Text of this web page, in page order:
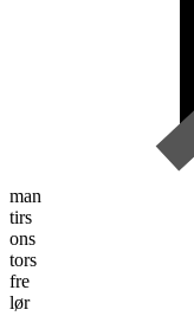
man
tirs
ons
tors
fre
lør